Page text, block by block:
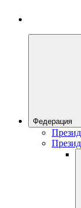
Федерация